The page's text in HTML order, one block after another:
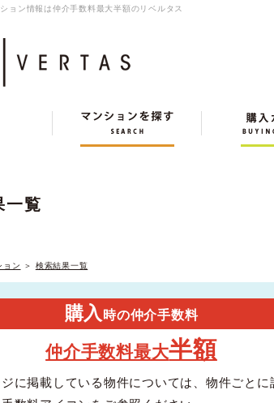
ョン情報は仲介手数料最大半額のリベルタス
一覧
ョン ＞ 検索結果一覧
購入 時の仲介手数料
仲介手数料最大半額
に掲載している物件については、物件ごとに